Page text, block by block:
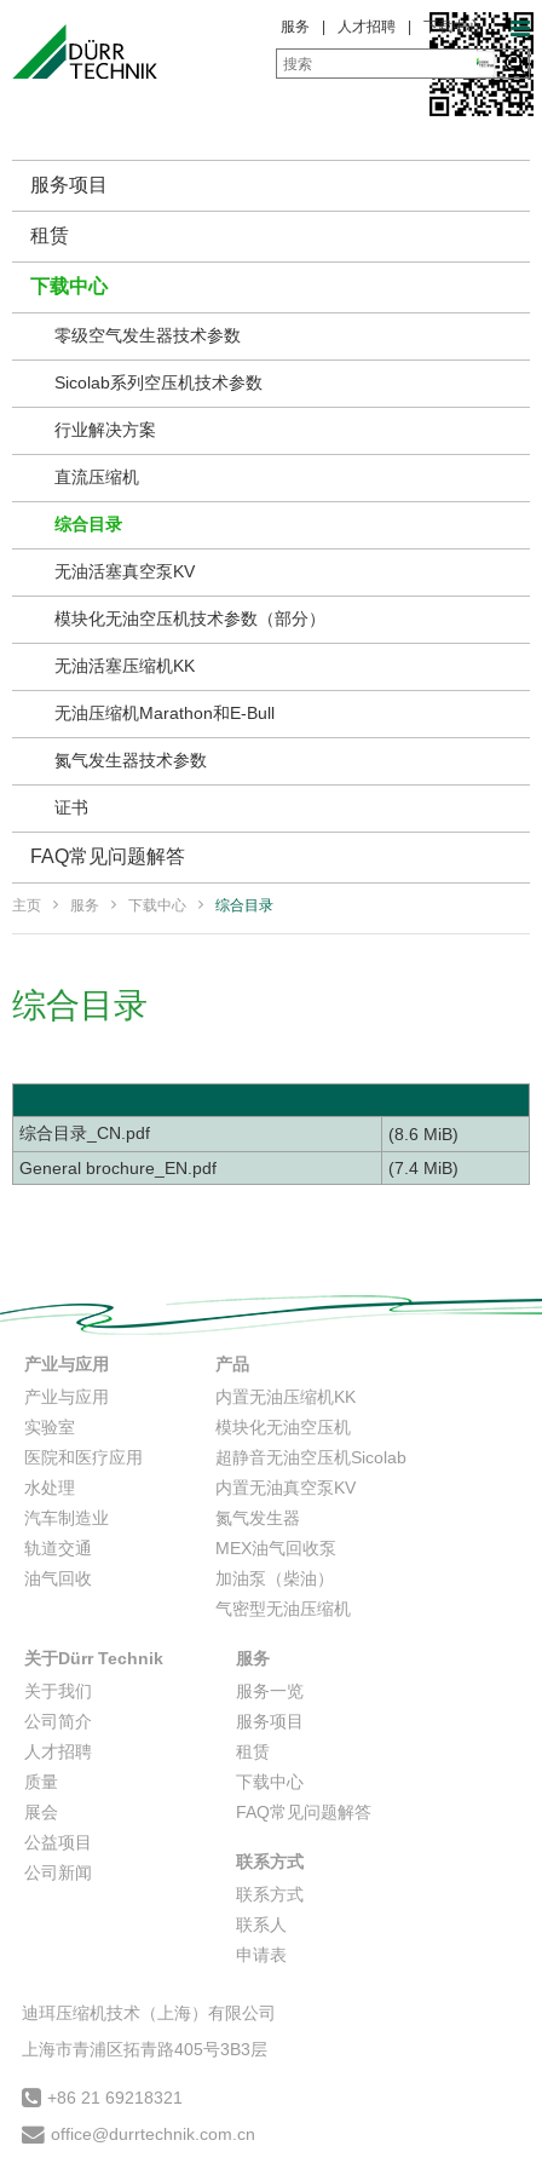
下载中心
人才招聘
服务
服务项目
租赁
下载中心
零级空气发生器技术参数
Sicolab系列空压机技术参数
行业解决方案
直流压缩机
综合目录
无油活塞真空泵KV
模块化无油空压机技术参数（部分）
无油活塞压缩机KK
无油压缩机Marathon和E-Bull
氮气发生器技术参数
证书
FAQ常见问题解答
主页 服务 下载中心 综合目录
综合目录
综合目录_CN.pdf
(8.6 MiB)
General brochure_EN.pdf
(7.4 MiB)
产业与应用
产业与应用
实验室
医院和医疗应用
水处理
汽车制造业
轨道交通
油气回收
产品
内置无油压缩机KK
模块化无油空压机
超静音无油空压机Sicolab
内置无油真空泵KV
氮气发生器
MEX油气回收泵
加油泵（柴油）
气密型无油压缩机
关于Dürr Technik
关于我们
公司简介
人才招聘
质量
展会
公益项目
公司新闻
服务
服务一览
服务项目
租赁
下载中心
FAQ常见问题解答
联系方式
联系方式
联系人
申请表
迪珥压缩机技术（上海）有限公司
上海市青浦区拓青路405号3B3层
+86 21 69218321
office@durrtechnik.com.cn